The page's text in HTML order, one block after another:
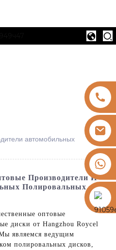
+8613325821813
id855439469
автомобильных
Производители И
Полировальных
оптовые
диски от Hangzhou Roycel
являемся ведущим
полировальных дисков,